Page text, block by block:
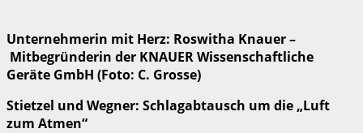
Unternehmerin mit Herz: Roswitha Knauer –
Mitbegründerin der KNAUER Wissenschaftliche
Geräte GmbH (Foto: C. Grosse)
Stietzel und Wegner: Schlagabtausch um die „Luft
zum Atmen“